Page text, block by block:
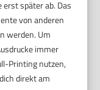
später ab. Das
von anderen
werden. Um
immer
Printing nutzen,
direkt am